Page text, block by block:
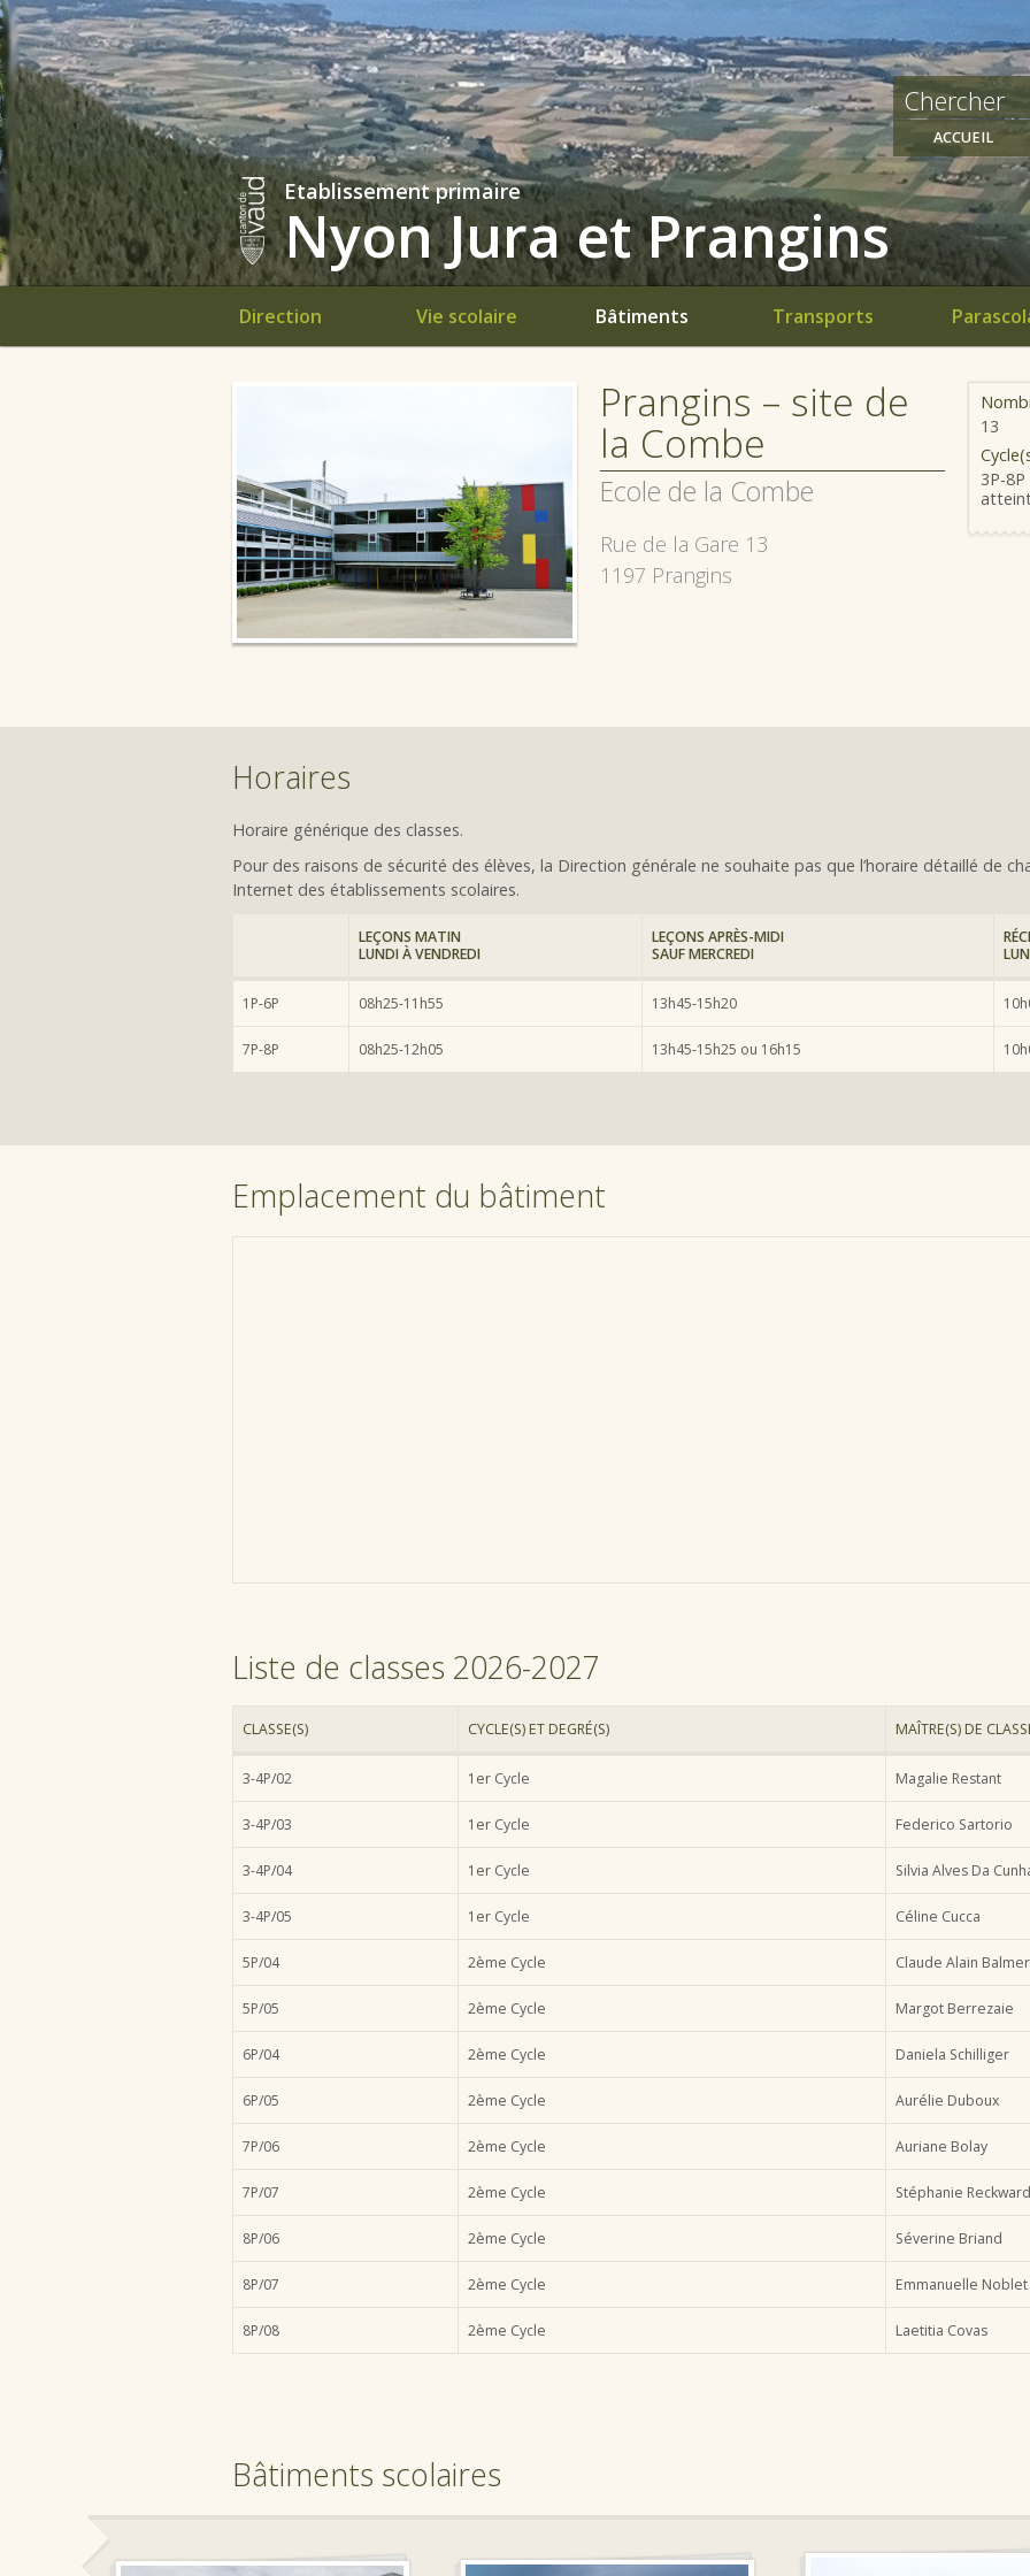
ACCUEIL
Etablissement primaire
Nyon Jura et Prangins
Direction Vie scolaire Bâtiments Transports
Prangins – site de
la Combe
Ecole de la Combe
Rue de la Gare 13
1197 Prangins
13
3P-
Horaires
Horaire générique des classes.
Pour des raisons de sécurité des élèves, la Direction générale ne souhaite pas que l’horaire détaillé de
Internet des établissements scolaires.
LEÇONS MATIN
LUNDI À VENDREDI
LEÇONS APRÈS-MIDI
SAUF MERCREDI
1P-6P 08h25-11h55 13h45-15h20
7P-8P 08h25-12h05 13h45-15h25 ou 16h15
Emplacement du bâtiment
Liste de classes 2026-2027
CLASSE(S) CYCLE(S) ET DEGRÉ(S) MAÎTRE(S) DE
3-4P/02 1er Cycle Magalie Restant
3-4P/03 1er Cycle Federico Sartorio
3-4P/04 1er Cycle Silvia Alves Da
3-4P/05 1er Cycle Céline Cucca
5P/04 2ème Cycle Claude Alain Balmer
5P/05 2ème Cycle Margot Berrezaie
6P/04 2ème Cycle Daniela Schilliger
6P/05 2ème Cycle Aurélie Duboux
7P/06 2ème Cycle Auriane Bolay
7P/07 2ème Cycle Stéphanie Reckward
8P/06 2ème Cycle Séverine Briand
8P/07 2ème Cycle Emmanuelle Noblet
8P/08 2ème Cycle Laetitia Covas
Bâtiments scolaires